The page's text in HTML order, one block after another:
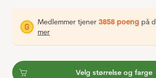
Medlemmer tjener 3858 poeng på
mer
Velg størrelse og farge